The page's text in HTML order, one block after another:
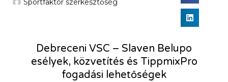
Sportfaktor szerkesztőség
Debreceni VSC – Slaven Belupo
esélyek, közvetítés és TippmixPro
fogadási lehetőségek